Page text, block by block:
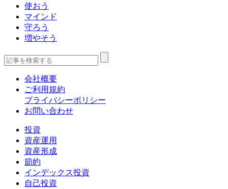
使おう
マインド
守ろう
増やそう
会社概要
ご利用規約
プライバシーポリシー
お問い合わせ
投資
資産運用
資産形成
節約
インデックス投資
自己投資